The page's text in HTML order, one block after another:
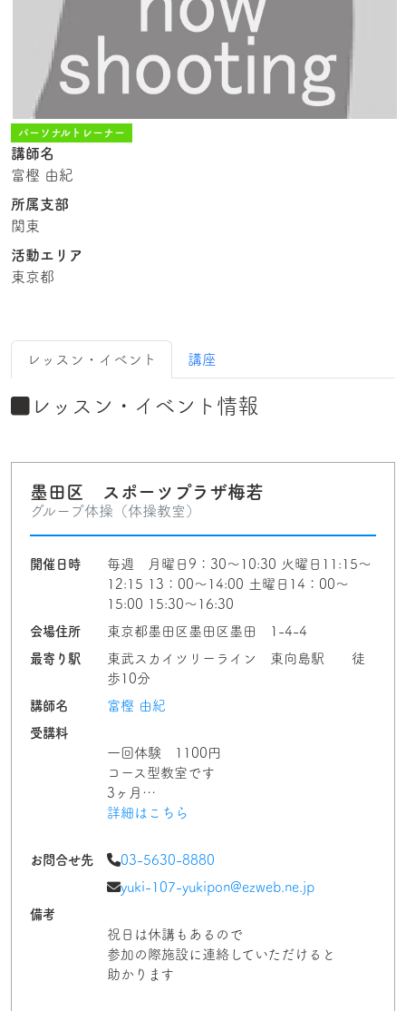
パーソナルトレーナー
講師名
富樫 由紀
所属支部
関東
活動エリア
東京都
レッスン・イベント 講座
レッスン・イベント情報
墨田区 スポーツプラザ梅若
グループ体操（体操教室）
開催日時
毎週 月曜日9：30〜10:30 火曜日11:15〜
12:15 13：00〜14:00 土曜日14：00〜
15:00 15:30〜16:30
会場住所
東京都墨田区墨田区墨田 1-4-4
最寄り駅
東武スカイツリーライン 東向島駅 徒
歩10分
講師名
富樫 由紀
受講料
一回体験 1100円
コース型教室です
3ヶ月…
詳細はこちら
お問合せ先
03-5630-8880
yuki-107-yukipon@ezweb.ne.jp
備考
祝日は休講もあるので
参加の際施設に連絡していただけると
助かります